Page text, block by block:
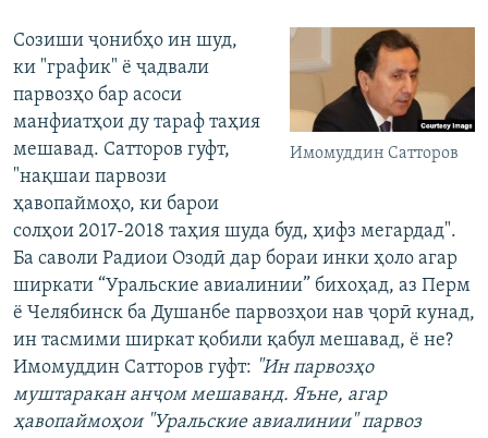
Имомуддин Сатторов
Созиши ҷонибҳо ин шуд,
ки "график" ё ҷадвали
парвозҳо бар асоси
манфиатҳои ду тараф таҳия
мешавад. Сатторов гуфт,
"нақшаи парвози
ҳавопаймоҳо, ки барои
солҳои 2017-2018 таҳия шуда буд, ҳифз мегардад".
Ба саволи Радиои Озодӣ дар бораи инки ҳоло агар
ширкати “Уральские авиалинии” бихоҳад, аз Перм
ё Челябинск ба Душанбе парвозҳои нав ҷорӣ кунад,
ин тасмими ширкат қобили қабул мешавад, ё не?
Имомуддин Сатторов гуфт: "Ин парвозҳо
муштаракан анҷом мешаванд. Яъне, агар
ҳавопаймоҳои "Уральские авиалинии" парвоз